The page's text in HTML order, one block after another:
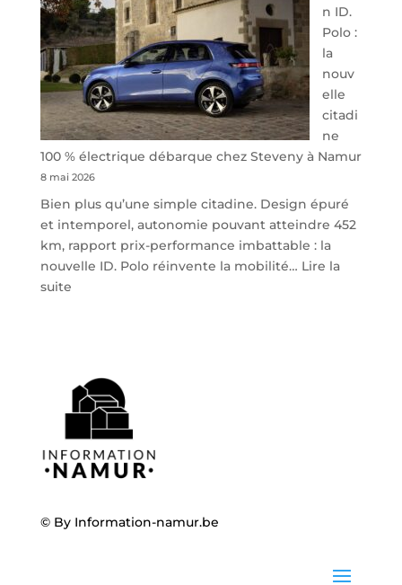
n ID.
Polo :
la
nouv
elle
citadi
ne
100 % électrique débarque chez Steveny à Namur
8 mai 2026
Bien plus qu’une simple citadine. Design épuré
et intemporel, autonomie pouvant atteindre 452
km, rapport prix-performance imbattable : la
nouvelle ID. Polo réinvente la mobilité… Lire la
suite:
la
nouvelle
citadine
100
%
débarque
© By Information-namur.be